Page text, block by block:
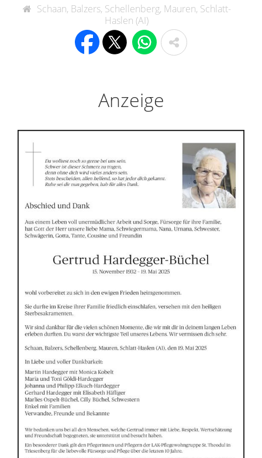
Schaan, Balzers, Schellenberg, Mauren, Schlatt-
Haslen (AI)
Anzeige